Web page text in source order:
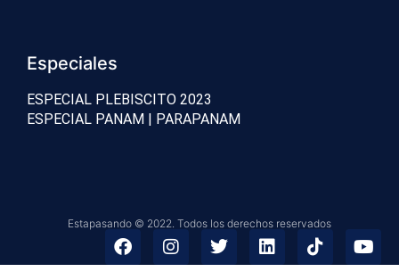
Especiales
ESPECIAL PLEBISCITO 2023
ESPECIAL PANAM | PARAPANAM
Estapasando © 2022. Todos los derechos reservados